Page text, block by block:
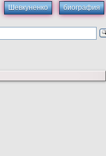
Шевкуненко биография